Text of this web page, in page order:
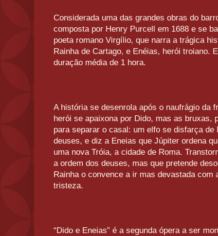
Considerada uma das grandes obras do
composta por Henry Purcell em 1688 e se
poeta romano Virgílio, que narra a trágica
Rainha de Cartago, e Enéias, herói troiano.
duração média de 1 hora.
A história se desenrola após o naufrágio da
herói se apaixona por Dido, mas as bruxas,
para separar o casal: um elfo se disfarça de
deuses, e diz a Eneias que Júpiter ordena
uma nova Tróia, a cidade de Roma.
a ordem dos deuses, mas que pretende
Rainha o convence a ir mas devastada com
tristeza.
“Dido e Eneias” é a segunda ópera a ser